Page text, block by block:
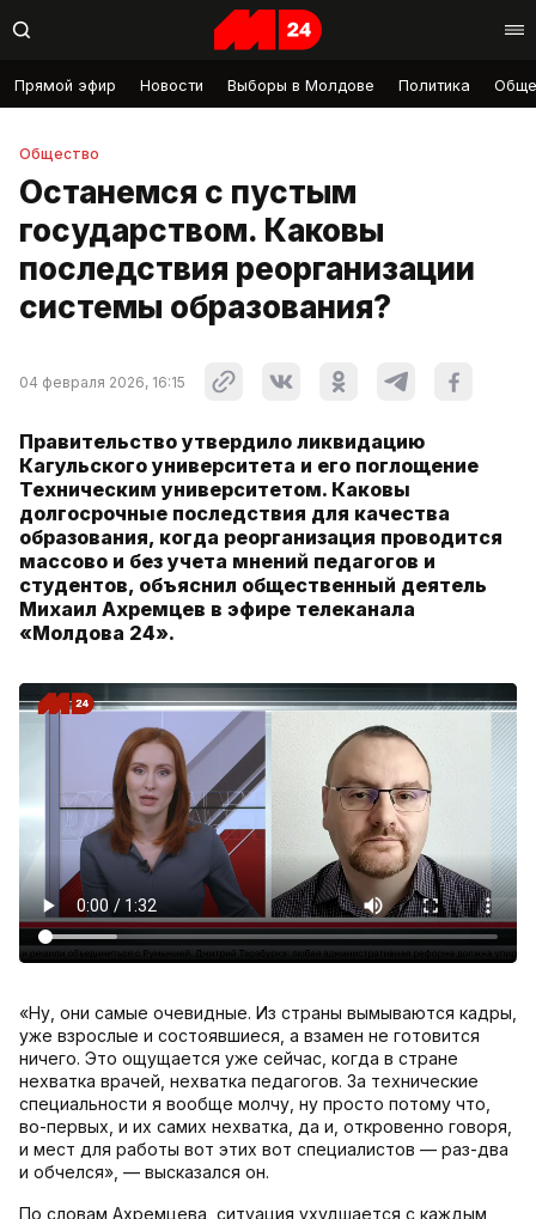
Прямой эфир Новости Выборы в Молдове Политика
Общество
Останемся с пустым
государством. Каковы
последствия реорганизации
системы образования?
04 февраля 2026, 16:15
Правительство утвердило ликвидацию
Кагульского университета и его поглощение
Техническим университетом. Каковы
долгосрочные последствия для качества
образования, когда реорганизация проводится
массово и без учета мнений педагогов и
студентов, объяснил общественный деятель
Михаил Ахремцев в эфире телеканала
«Молдова 24».
«Ну, они самые очевидные. Из страны вымываются кадры,
уже взрослые и состоявшиеся, а взамен не готовится
ничего. Это ощущается уже сейчас, когда в стране
нехватка врачей, нехватка педагогов. За технические
специальности я вообще молчу, ну просто потому что,
во-первых, и их самих нехватка, да и, откровенно говоря,
и мест для работы вот этих вот специалистов — раз-два
и обчелся», — высказался он.
По словам Ахремцева, ситуация ухудшается с каждым